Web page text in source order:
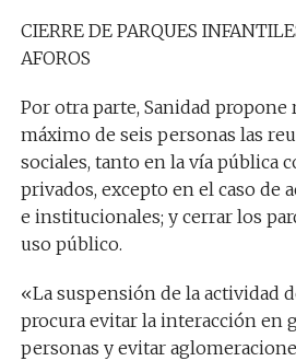
CIERRE DE PARQUES
AFOROS
Por otra parte, Sanidad
máximo de seis personas las
sociales, tanto en la vía pública
privados, excepto en el caso de
e institucionales; y cerrar los
uso público.
«La suspensión de la actividad
procura evitar la interacción en
personas y evitar